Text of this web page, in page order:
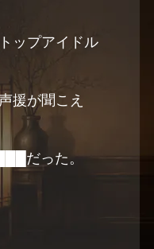
ップアイドル
援が聞こえ
だった。